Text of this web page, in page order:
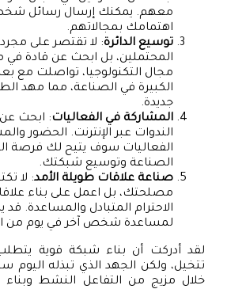
معهم. يمكنك إرسال رسائل
اهتمامك بمجالاتهم.
توسيع الدائرة: لا تقتصر على مجرد
المحتملين، بل ابحث عن قادة في
مجال التكنولوجيا، تواصلت
الكبيرة في الصناعة، مما مهد
جديدة.
المشاركة في الفعاليات: ابحث عن
الندوات عبر الإنترنت. الحضور
الفعاليات سوف يتيح لك فرصة
الصناعة وتوسيع شبكتك.
صناعة علاقات طويلة الأمد: لا
مصلحتك، بل اعمل على بناء
الاحترام المتبادل والمساعدة.
لمساعدة شخص آخر في يوم من
لقد أدركت أن بناء شبكة قوية
تتخيل، ولكن الجهد الذي تبذله اليوم
خلال مزيج من التفاعل النشط وبناء